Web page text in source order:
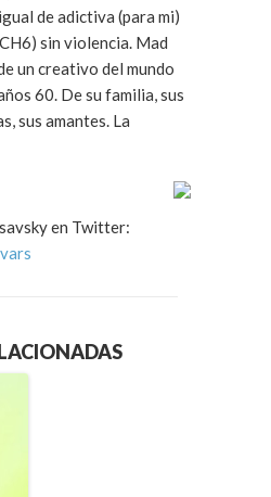
de adictiva (para mi)
sin violencia. Mad
un creativo del mundo
familia, sus
amantes. La
en Twitter: